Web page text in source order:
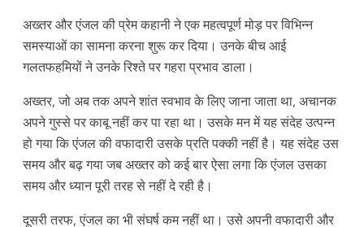
अख्तर और एंजल की प्रेम कहानी ने एक महत्वपूर्ण मोड़ पर विभिन्न
समस्याओं का सामना करना शुरू कर दिया। उनके बीच आई
गलतफहमियों ने उनके रिश्ते पर गहरा प्रभाव डाला।
अख्तर, जो अब तक अपने शांत स्वभाव के लिए जाना जाता था, अचानक
अपने गुस्से पर काबू नहीं कर पा रहा था। उसके मन में यह संदेह उत्पन्न
हो गया कि एंजल की वफादारी उसके प्रति पक्की नहीं है। यह संदेह उस
समय और बढ़ गया जब अख्तर को कई बार ऐसा लगा कि एंजल उसका
समय और ध्यान पूरी तरह से नहीं दे रही है।
दूसरी तरफ, एंजल का भी संघर्ष कम नहीं था। उसे अपनी वफादारी और